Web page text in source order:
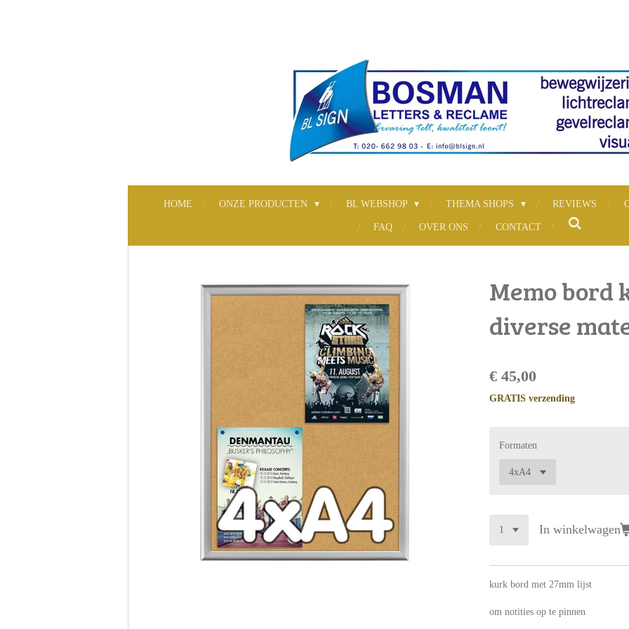
HOME ONZE PRODUCTEN BL WEBSHOP THEMA SHOPS REVIEWS
FAQ OVER ONS CONTACT
Memo bord
diverse
€ 45,00
GRATIS verzending
Formaten
In winkelwagen
kurk bord met 27mm lijst
om notities op te pinnen